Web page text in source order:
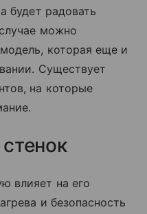
будет радовать
можно
которая еще и
Существует
на которые
влияет на его
и безопасность